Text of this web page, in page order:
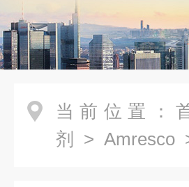
当前位置：
剂
> Amresco